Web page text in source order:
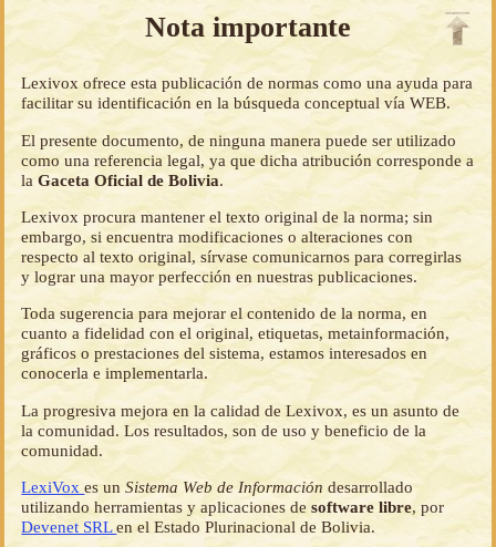
Nota importante
Lexivox ofrece esta publicación de normas como una ayuda para
facilitar su identificación en la búsqueda conceptual vía WEB.
El presente documento, de ninguna manera puede ser utilizado
como una referencia legal, ya que dicha atribución corresponde a
laGaceta Oficial de Bolivia.
Lexivox procura mantener el texto original de la norma; sin
embargo, si encuentra modificaciones o alteraciones con
respecto al texto original, sírvase comunicarnos para corregirlas
y lograr una mayor perfección en nuestras publicaciones.
Toda sugerencia para mejorar el contenido de la norma, en
cuanto a fidelidad con el original, etiquetas, metainformación,
gráficos o prestaciones del sistema, estamos interesados en
conocerla e implementarla.
La progresiva mejora en la calidad de Lexivox, es un asunto de
la comunidad. Los resultados, son de uso y beneficio de la
comunidad.
LexiVoxes unSistema Web de Información desarrollado
utilizando herramientas y aplicaciones desoftware libre, por
Devenet SRLen el Estado Plurinacional de Bolivia.